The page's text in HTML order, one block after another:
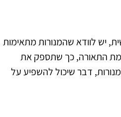
יש לוודא שהמנורות מתאימות
התאורה, כך שתספק את
דבר שיכול להשפיע על